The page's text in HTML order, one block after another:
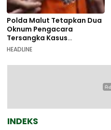
Polda Malut Tetapkan Dua
Oknum Pengacara
Tersangka Kasus
Pemalsuan Dokumen
HEADLINE
INDEKS